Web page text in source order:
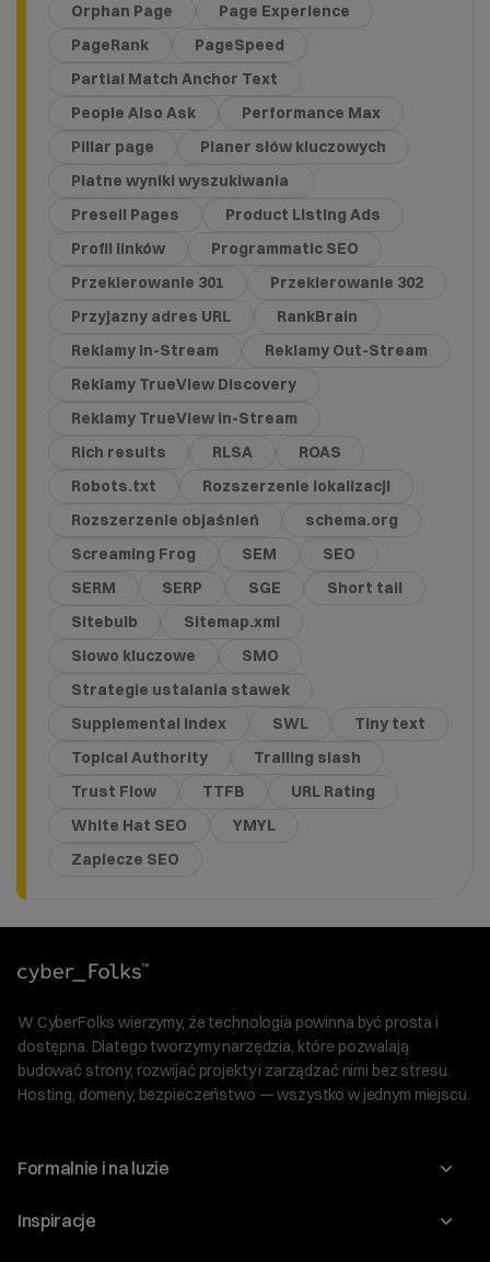
Orphan Page
Page Experience
PageRank
PageSpeed
Partial Match Anchor Text
People Also Ask
Performance Max
Pillar page
Planer słów kluczowych
Płatne wyniki wyszukiwania
Presell Pages
Product Listing Ads
Profil linków
Programmatic SEO
Przekierowanie 301
Przekierowanie 302
Przyjazny adres URL
RankBrain
Reklamy In-Stream
Reklamy Out-Stream
Reklamy TrueView Discovery
Reklamy TrueView in-Stream
Rich results
RLSA
ROAS
Robots.txt
Rozszerzenie lokalizacji
Rozszerzenie objaśnień
schema.org
Screaming Frog
SEM
SEO
SERM
SERP SGE
Short tail
Sitebulb
Sitemap.xml
Słowo kluczowe
SMO
Strategie ustalania stawek
Supplemental index
SWL
Tiny text
Topical Authority
Trailing slash
Trust Flow
TTFB
URL Rating
White Hat SEO
YMYL
Zaplecze SEO
W CyberFolks wierzymy, że technologia powinna być prosta i
dostępna. Dlatego tworzymy narzędzia, które pozwalają
budować strony, rozwijać projekty i zarządzać nimi bez stresu.
Hosting, domeny, bezpieczeństwo — wszystko w jednym miejscu.
Formalnie i na luzie
O nas
Inspiracje